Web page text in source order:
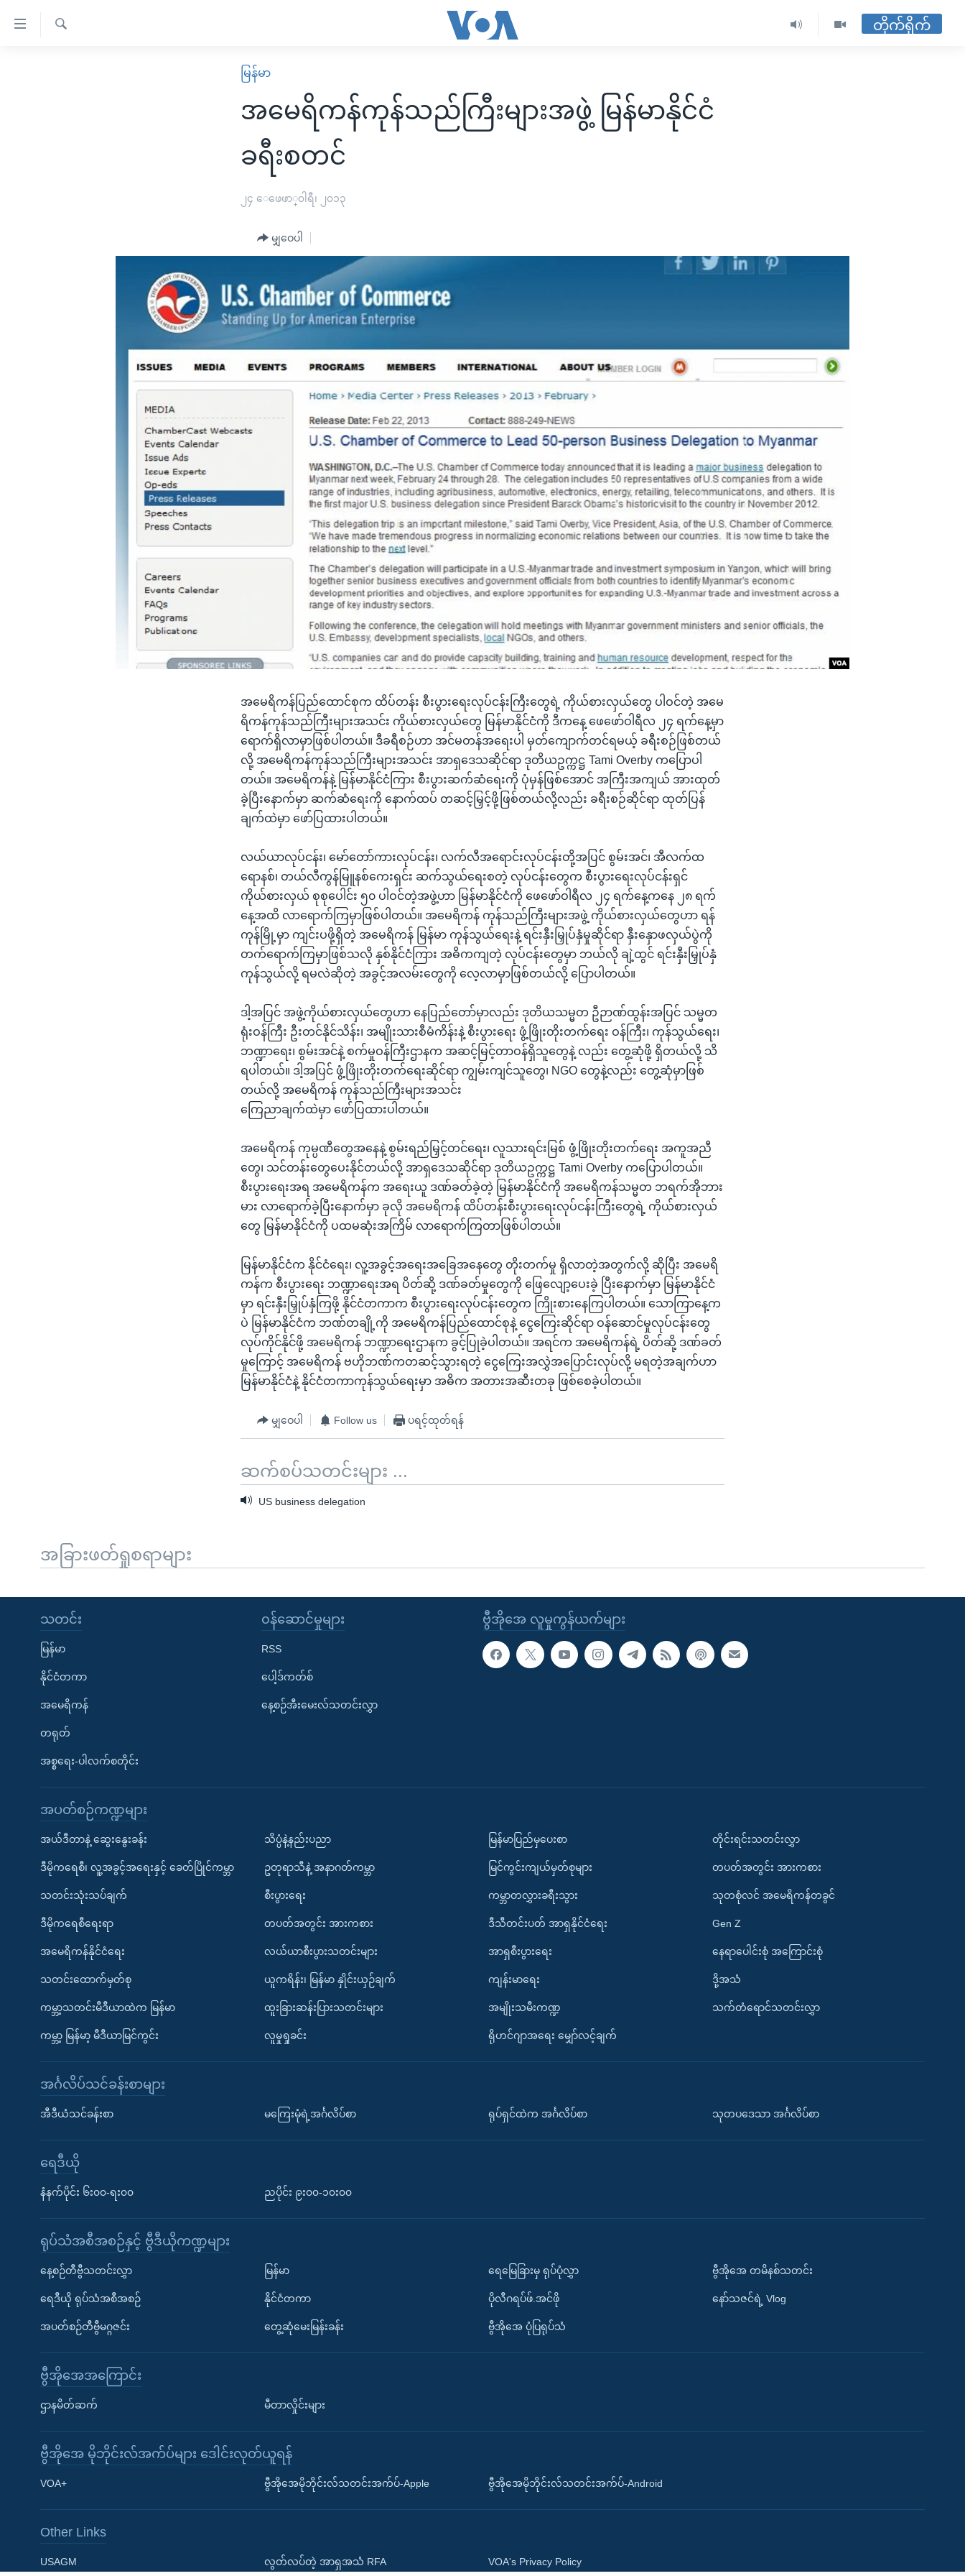
ရေဒီယိုနှင့်ရုပ်သံ အချက်အလက်များ
Learning English
ဗွီအိုအေ လူမှုကွန်ယက်များ
ဘာသာစကားများ
တိုက်ရိုက်
မြန်မာ
အမေရိကန်ကုန်သည်ကြီးများအဖွဲ့ မြန်မာနိုင်ငံ
ခရီးစတင်
၂၄ ေဖေဖာ္၀ါရီ၊ ၂၀၁၃
မျှဝေပါ
အမေရိကန်ပြည်ထောင်စုက ထိပ်တန်း စီးပွားရေးလုပ်ငန်းကြီးတွေရဲ့ ကိုယ်စားလှယ်တွေ ပါဝင်တဲ့ အမေ
ရိကန်ကုန်သည်ကြီးများအသင်း ကိုယ်စားလှယ်တွေ မြန်မာနိုင်ငံကို ဒီကနေ့ ဖေဖော်ဝါရီလ ၂၄ ရက်နေ့မှာ
ရောက်ရှိလာမှာဖြစ်ပါတယ်။ ဒီခရီစဉ်ဟာ အင်မတန်အရေးပါ မှတ်ကျောက်တင်ရမယ့် ခရီးစဉ်ဖြစ်တယ်
လို့ အမေရိကန်ကုန်သည်ကြီးများအသင်း အာရှဒေသဆိုင်ရာ ဒုတိယဥက္ကဋ္ဌ Tami Overby ကပြောပါ
တယ်။ အမေရိကန်နဲ့ မြန်မာနိုင်ငံကြား စီးပွားဆက်ဆံရေးကို ပုံမှန်ဖြစ်အောင် အကြီးအကျယ် အားထုတ်
ခဲ့ပြီးနောက်မှာ ဆက်ဆံရေးကို နောက်ထပ် တဆင့်မြှင့်ဖို့ဖြစ်တယ်လို့လည်း ခရီးစဉ်ဆိုင်ရာ ထုတ်ပြန်
ချက်ထဲမှာ ဖော်ပြထားပါတယ်။
လယ်ယာလုပ်ငန်း၊ မော်တော်ကားလုပ်ငန်း၊ လက်လီအရောင်းလုပ်ငန်းတို့အပြင် စွမ်းအင်၊ အီလက်ထ
ရောနစ်၊ တယ်လီကွန်မြူနစ်ကေးရှင်း ဆက်သွယ်ရေးစတဲ့ လုပ်ငန်းတွေက စီးပွားရေးလုပ်ငန်းရှင်
ကိုယ်စားလှယ် စုစုပေါင်း ၅၀ ပါဝင်တဲ့အဖွဲ့ဟာ မြန်မာနိုင်ငံကို ဖေဖော်ဝါရီလ ၂၄ ရက်နေ့ကနေ ၂၈ ရက်
နေ့အထိ လာရောက်ကြမှာဖြစ်ပါတယ်။ အမေရိကန် ကုန်သည်ကြီးများအဖွဲ့ ကိုယ်စားလှယ်တွေဟာ ရန်
ကုန်မြို့မှာ ကျင်းပဖို့ရှိတဲ့ အမေရိကန် မြန်မာ ကုန်သွယ်ရေးနဲ့ ရင်းနှီးမြှုပ်နှံမှုဆိုင်ရာ နှီးနှောဖလှယ်ပွဲကို
တက်ရောက်ကြမှာဖြစ်သလို နှစ်နိုင်ငံကြား အဓိကကျတဲ့ လုပ်ငန်းတွေမှာ ဘယ်လို ချဲ့ထွင် ရင်းနှီးမြှုပ်နှံ
ကုန်သွယ်လို့ ရမလဲဆိုတဲ့ အခွင့်အလမ်းတွေကို လေ့လာမှာဖြစ်တယ်လို့ ပြောပါတယ်။
ဒါ့အပြင် အဖွဲ့ကိုယ်စားလှယ်တွေဟာ နေပြည်တော်မှာလည်း ဒုတိယသမ္မတ ဦဉာဏ်ထွန်းအပြင် သမ္မတ
ရုံးဝန်ကြီး ဦးတင်နိုင်သိန်း၊ အမျိုးသားစီမံကိန်းနဲ့ စီးပွားရေး ဖွံ့ဖြိုးတိုးတက်ရေး ဝန်ကြီး၊ ကုန်သွယ်ရေး၊
ဘဏ္ဍာရေး၊ စွမ်းအင်နဲ့ စက်မှုဝန်ကြီးဌာနက အဆင့်မြင့်တာဝန်ရှိသူတွေနဲ့ လည်း တွေ့ဆုံဖို့ ရှိတယ်လို့ သိ
ရပါတယ်။ ဒါ့အပြင် ဖွံ့ဖြိုးတိုးတက်ရေးဆိုင်ရာ ကျွမ်းကျင်သူတွေ၊ NGO တွေနဲ့လည်း တွေ့ဆုံမှာဖြစ်
တယ်လို့ အမေရိကန် ကုန်သည်ကြီးများအသင်း
ကြေညာချက်ထဲမှာ ဖော်ပြထားပါတယ်။
အမေရိကန် ကုမ္ပဏီတွေအနေနဲ့ စွမ်းရည်မြှင့်တင်ရေး၊ လူသားရင်းမြစ် ဖွံ့ဖြိုးတိုးတက်ရေး အကူအညီ
တွေ၊ သင်တန်းတွေပေးနိုင်တယ်လို့ အာရှဒေသဆိုင်ရာ ဒုတိယဥက္ကဋ္ဌ Tami Overby ကပြောပါတယ်။
စီးပွားရေးအရ အမေရိကန်က အရေးယူ ဒဏ်ခတ်ခဲ့တဲ့ မြန်မာနိုင်ငံကို အမေရိကန်သမ္မတ ဘရက်အိုဘား
မား လာရောက်ခဲ့ပြီးနောက်မှာ ခုလို အမေရိကန် ထိပ်တန်းစီးပွားရေးလုပ်ငန်းကြီးတွေရဲ့ ကိုယ်စားလှယ်
တွေ မြန်မာနိုင်ငံကို ပထမဆုံးအကြိမ် လာရောက်ကြတာဖြစ်ပါတယ်။
မြန်မာနိုင်ငံက နိုင်ငံရေး၊ လူ့အခွင့်အရေးအခြေအနေတွေ တိုးတက်မှု ရှိလာတဲ့အတွက်လို့ ဆိုပြီး အမေရိ
ကန်က စီးပွားရေး ဘဏ္ဍာရေးအရ ပိတ်ဆို့ ဒဏ်ခတ်မှုတွေကို ဖြေလျော့ပေးခဲ့ ပြီးနောက်မှာ မြန်မာနိုင်ငံ
မှာ ရင်းနှီးမြှုပ်နှံကြဖို့ နိုင်ငံတကာက စီးပွားရေးလုပ်ငန်းတွေက ကြိုးစားနေကြပါတယ်။ သောကြာနေ့က
ပဲ မြန်မာနိုင်ငံက ဘဏ်တချို့ကို အမေရိကန်ပြည်ထောင်စုနဲ့ ငွေကြေးဆိုင်ရာ ဝန်ဆောင်မှုလုပ်ငန်းတွေ
လုပ်ကိုင်နိုင်ဖို့ အမေရိကန် ဘဏ္ဍာရေးဌာနက ခွင့်ပြုခဲ့ပါတယ်။ အရင်က အမေရိကန်ရဲ့ ပိတ်ဆို့ ဒဏ်ခတ်
မှုကြောင့် အမေရိကန် ဗဟိုဘဏ်ကတဆင့်သွားရတဲ့ ငွေကြေးအလွှဲအပြောင်းလုပ်လို့ မရတဲ့အချက်ဟာ
မြန်မာနိုင်ငံနဲ့ နိုင်ငံတကာကုန်သွယ်ရေးမှာ အဓိက အတားအဆီးတခု ဖြစ်စေခဲ့ပါတယ်။
မျှဝေပါ Follow us ပရင့်ထုတ်ရန်
ဆက်စပ်သတင်းများ ...
US business delegation
အခြားဖတ်ရှုစရာများ
ဗွီအိုအေ လူမှုကွန်ယက်များ
သတင်း
မြန်မာ
နိုင်ငံတကာ
အမေရိကန်
တရုတ်
အစ္စရေး-ပါလက်စတိုင်း
၀န်ဆောင်မှုများ
RSS
ပေါ့ဒ်ကတ်စ်
နေ့စဉ်အီးမေးလ်သတင်းလွှာ
အပတ်စဉ်ကဏ္ဍများ
အယ်ဒီတာနဲ့ ဆွေးနွေးခန်း
ဒီမိုကရေစီ၊ လူ့အခွင့်အရေးနှင့် ခေတ်ပြိုင်ကမ္ဘာ
သတင်းသုံးသပ်ချက်
ဒီမိုကရေစီရေးရာ
အမေရိကန်နိုင်ငံရေး
သတင်းထောက်မှတ်စု
ကမ္ဘာ့သတင်းမီဒီယာထဲက မြန်မာ
ကမ္ဘာ့ မြန်မာ့ မီဒီယာမြင်ကွင်း
သိပ္ပံနဲ့နည်းပညာ
ဥတုရာသီနဲ့ အနာဂတ်ကမ္ဘာ
စီးပွားရေး
တပတ်အတွင်း အားကစား
လယ်ယာစီးပွားသတင်းများ
ယူကရိန်း၊ မြန်မာ နှိုင်းယှဉ်ချက်
ထူးခြားဆန်းပြားသတင်းများ
လူမှုရှုခင်း
မြန်မာပြည်မှပေးစာ
မြင်ကွင်းကျယ်မှတ်စုများ
ကမ္ဘာတလွှားခရီးသွား
ဒီသီတင်းပတ် အာရှနိုင်ငံရေး
အာရှစီးပွားရေး
ကျန်းမာရေး
အမျိုးသမီးကဏ္ဍ
ရိုဟင်ဂျာအရေး မျှော်လင့်ချက်
တိုင်းရင်းသတင်းလွှာ
တပတ်အတွင်း အားကစား
သုတစုံလင် အမေရိကန်တခွင်
Gen Z
နေရာပေါင်းစုံ အကြောင်းစုံ
ဒို့အသံ
သက်တံရောင်သတင်းလွှာ
အင်္ဂလိပ်သင်ခန်းစာများ
အီဒီယံသင်ခန်းစာ မကြေးမုံရဲ့အင်္ဂလိပ်စာ ရုပ်ရှင်ထဲက အင်္ဂလိပ်စာ သုတပဒေသာ အင်္ဂလိပ်စာ
ရေဒီယို
နံနက်ပိုင်း ၆း၀၀-ရး၀၀ ညပိုင်း ၉း၀၀-၁၀း၀၀
ရုပ်သံအစီအစဉ်နှင့် ဗွီဒီယိုကဏ္ဍများ
နေ့စဉ်တီဗွီသတင်းလွှာ
ရေဒီယို ရုပ်သံအစီအစဉ်
အပတ်စဉ်တီဗွီမဂ္ဂဇင်း
မြန်မာ
နိုင်ငံတကာ
တွေ့ဆုံမေးမြန်းခန်း
ရေမြေခြားမှ ရုပ်ပုံလွှာ
ပိုလီဂရပ်ဖ်.အင်ဖို
ဗွီအိုအေ ပုံပြရုပ်သံ
ဗွီအိုအေ တမိနစ်သတင်း
နော်သဇင်ရဲ့ Vlog
ဗွီအိုအေအကြောင်း
ဌာနမိတ်ဆက် မီတာလှိုင်းများ
ဗွီအိုအေ မိုဘိုင်းလ်အက်ပ်များ ဒေါင်းလုတ်ယူရန်
VOA+ ဗွီအိုအေမိုဘိုင်းလ်သတင်းအက်ပ်-Apple ဗွီအိုအေမိုဘိုင်းလ်သတင်းအက်ပ်-Android
Other Links
USAGM လွတ်လပ်တဲ့ အာရှအသံ RFA VOA's Privacy Policy